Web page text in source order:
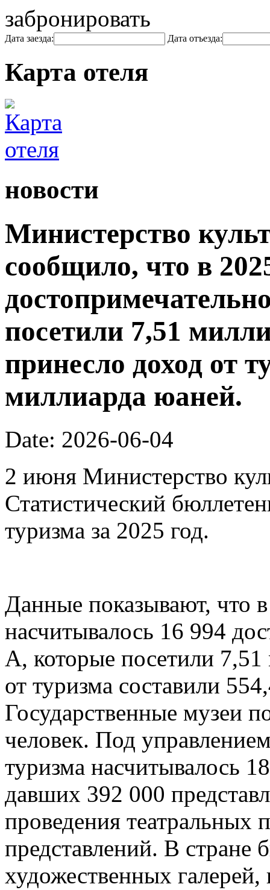
забронировать
Дата заезда: Дата отъезда:
Карта отеля
новости
Министерство
сообщило, что в
посетили 7,51
принесло доход от
миллиарда юаней.
Date: 2026-06-04
2 июня Министерство
Статистический
туризма за 2025 год.
Данные показывают, что
насчитывалось 16 994
А, которые посетили
от туризма составили
Государственные музеи
человек. Под
туризма насчитывалось
давших 392 000
проведения театральных
представлений. В стране
художественных